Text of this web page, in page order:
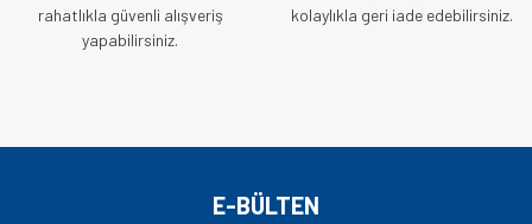
rahatlıkla güvenli alışveriş
yapabilirsiniz.
kolaylıkla geri iade edebilirsiniz.
E-BÜLTEN